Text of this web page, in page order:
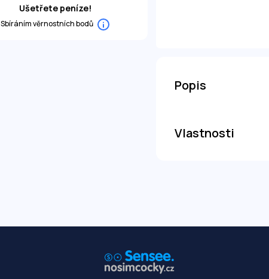
Ušetřete peníze!
Sbíráním věrnostních bodů
Popis
Vlastnosti